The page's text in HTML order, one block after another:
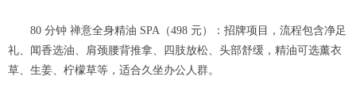
80 分钟 禅意全身精油 SPA（498 元）：招牌项目，流程包含净足
礼、闻香选油、肩颈腰背推拿、四肢放松、头部舒缓，精油可选薰衣
草、生姜、柠檬草等，适合久坐办公人群。